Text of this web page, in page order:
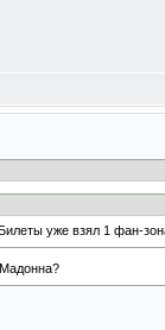
уже взял 1 фан-